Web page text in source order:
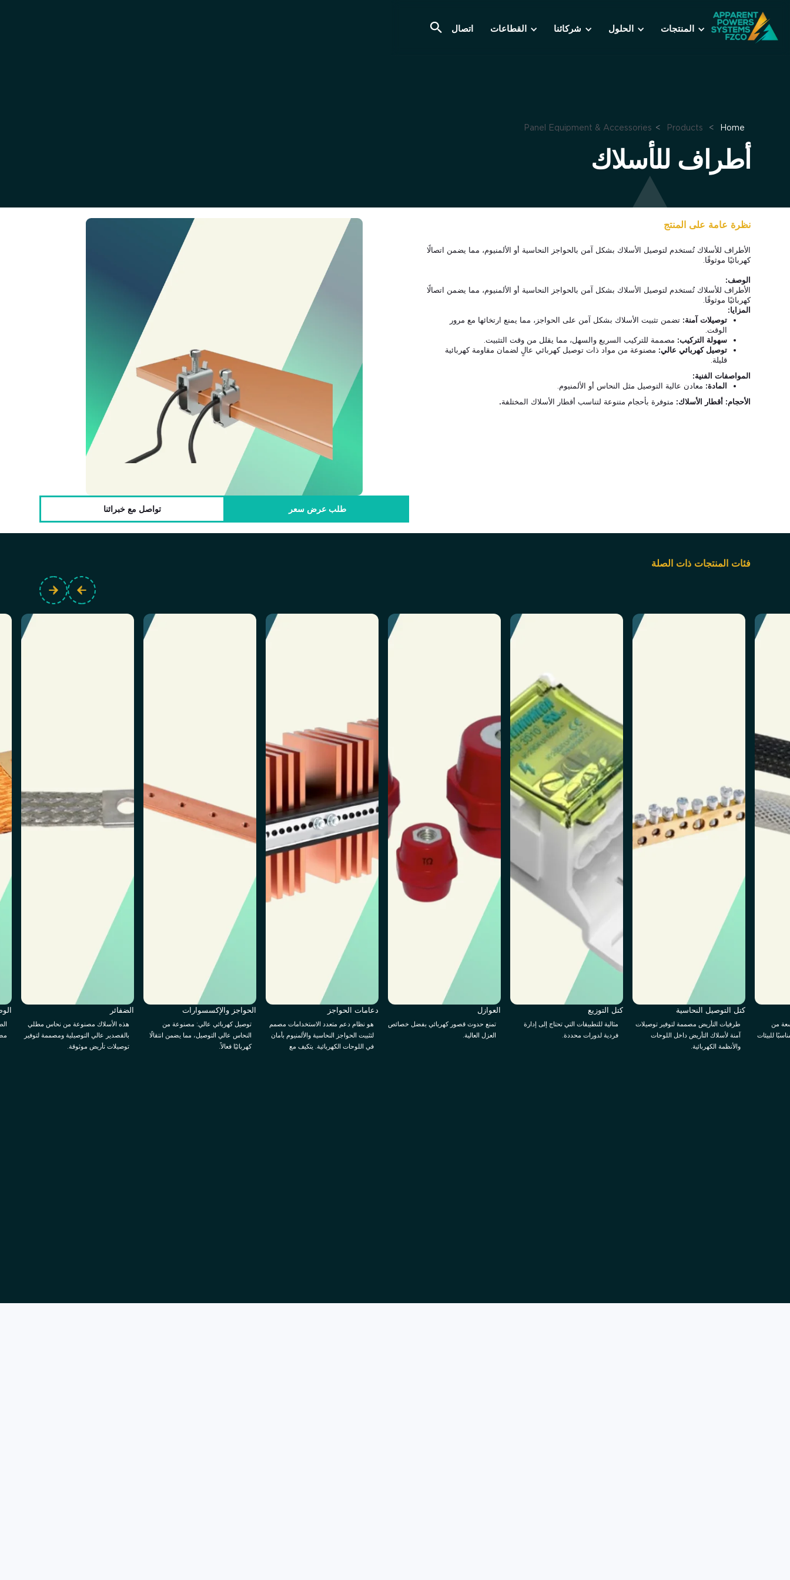
المنتجات الحلول شركائنا القطاعات اتصال
Home
>
Products
>
Panel Equipment & Accessories
أطراف للأسلاك
نظرة عامة على المنتج
الأطراف للأسلاك تُستخدم لتوصيل الأسلاك بشكل آمن بالحواجز النحاسية أو الألمنيوم، مما يضمن اتصالًا
كهربائيًا موثوقًا.
الوصف:
الأطراف للأسلاك تُستخدم لتوصيل الأسلاك بشكل آمن بالحواجز النحاسية أو الألمنيوم، مما يضمن اتصالًا
كهربائيًا موثوقًا.
المزايا:
توصيلات آمنة: تضمن تثبيت الأسلاك بشكل آمن على الحواجز، مما يمنع ارتخائها مع مرور
الوقت.
سهولة التركيب: مصممة للتركيب السريع والسهل، مما يقلل من وقت التثبيت.
توصيل كهربائي عالي: مصنوعة من مواد ذات توصيل كهربائي عالٍ لضمان مقاومة كهربائية
قليلة.
المواصفات الفنية:
المادة: معادن عالية التوصيل مثل النحاس أو الألمنيوم.
الأحجام: أقطار الأسلاك: متوفرة بأحجام متنوعة لتناسب أقطار الأسلاك المختلفة.
طلب عرض سعر تواصل مع خبرائنا
فئات المنتجات ذات الصلة
من
للبيئات
كتل التوصيل النحاسية
طرفيات التأريض مصممة لتوفير توصيلات
آمنة لأسلاك التأريض داخل اللوحات
والأنظمة الكهربائية.
كتل التوزيع
مثالية للتطبيقات التي تحتاج إلى إدارة
فردية لدورات محددة.
العوازل
تمنع حدوث قصور كهربائي بفضل خصائص
العزل العالية.
دعامات الحواجز
هو نظام دعم متعدد الاستخدامات مصمم
لتثبيت الحواجز النحاسية والألمنيوم بأمان
في اللوحات الكهربائية. يتكيف مع
الحواجز والإكسسوارات
توصيل كهربائي عالي: مصنوعة من
النحاس عالي التوصيل، مما يضمن انتقالًا
كهربائيًا فعالاً.
الضفائر
هذه الأسلاك مصنوعة من نحاس مطلي
بالقصدير عالي التوصيلية ومصممة لتوفير
توصيلات تأريض موثوقة.